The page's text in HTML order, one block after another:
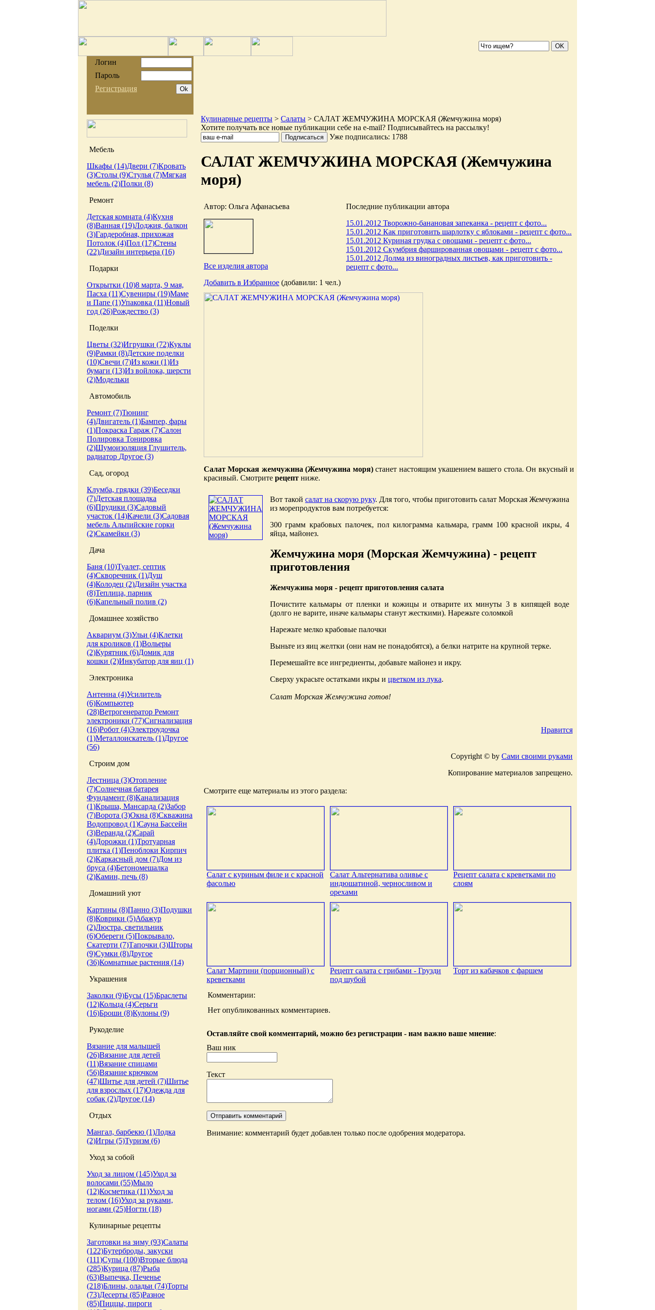
Логин
Пароль
Регистрация
Мебель
Шкафы (14)Двери (7)Кровать
(3)Столы (9)Стулья (7)Мягкая
мебель (2)Полки (8)
Ремонт
Детская комната (4)Кухня
(8)Ванная (19)Лоджия, балкон
(3)Гардеробная, прихожая
Потолок (4)Пол (17)Стены
(22)Дизайн интерьера (16)
Подарки
Открытки (10)8 марта, 9 мая,
Пасха (11)Сувениры (19)Маме
и Папе (1)Упаковка (11)Новый
год (26)Рождество (3)
Поделки
Цветы (32)Игрушки (72)Куклы
(9)Рамки (8)Детские поделки
(10)Свечи (7)Из кожи (1)Из
бумаги (13)Из войлока, шерсти
(2)Модельки
Автомобиль
Ремонт (7)Тюнинг
(4)Двигатель (1)Бампер, фары
(1)Покраска Гараж (7)Салон
Полировка Тонировка
(2)Шумоизоляция Глушитель,
радиатор Другое (3)
Сад, огород
Клумба, грядки (39)Беседки
(7)Детская площадка
(6)Прудики (3)Садовый
участок (14)Качели (3)Садовая
мебель Альпийские горки
(2)Скамейки (3)
Дача
Баня (10)Туалет, септик
(4)Скворечник (1)Душ
(4)Колодец (2)Дизайн участка
(8)Теплица, парник
(6)Капельный полив (2)
Домашнее хозяйство
Аквариум (3)Ульи (4)Клетки
для кроликов (1)Вольеры
(2)Курятник (6)Домик для
кошки (2)Инкубатор для яиц (1)
Электроника
Антенна (4)Усилитель
(6)Компьютер
(28)Ветрогенератор Ремонт
электроники (77)Сигнализация
(16)Робот (4)Электроудочка
(1)Металлоискатель (1)Другое
(56)
Строим дом
Лестница (3)Отопление
(7)Солнечная батарея
Фундамент (8)Канализация
(1)Крыша, Мансарда (2)Забор
(7)Ворота (3)Окна (8)Скважина
Водопровод (1)Сауна Бассейн
(3)Веранда (2)Сарай
(4)Дорожки (1)Тротуарная
плитка (1)Пеноблоки Кирпич
(2)Каркасный дом (7)Дом из
бруса (4)Бетономешалка
(2)Камин, печь (8)
Домашний уют
Картины (8)Панно (3)Подушки
(8)Коврики (5)Абажур
(2)Люстра, светильник
(6)Обереги (5)Покрывало,
Скатерти (7)Тапочки (3)Шторы
(9)Сумки (8)Другое
(36)Комнатные растения (14)
Украшения
Заколки (9)Бусы (15)Браслеты
(12)Кольца (4)Серьги
(16)Броши (8)Кулоны (9)
Рукоделие
Вязание для малышей
(26)Вязание для детей
(11)Вязание спицами
(56)Вязание крючком
(47)Шитье для детей (7)Шитье
для взрослых (17)Одежда для
собак (2)Другое (14)
Отдых
Мангал, барбекю (1)Лодка
(2)Игры (5)Туризм (6)
Уход за собой
Уход за лицом (145)Уход за
волосами (55)Мыло
(12)Косметика (11)Уход за
телом (16)Уход за руками,
ногами (25)Ногти (18)
Кулинарные рецепты
Заготовки на зиму (93)Салаты
(122)Бутерброды, закуски
(111)Супы (100)Вторые блюда
(285)Курица (87)Рыба
(63)Выпечка, Печенье
(218)Блины, оладьи (74)Торты
(73)Десерты (85)Разное
(85)Пиццы, пироги
Кулинарные рецепты > Салаты > САЛАТ ЖЕМЧУЖИНА МОРСКАЯ (Жемчужина моря)
Хотите получать все новые публикации себе на e-mail? Подписывайтесь на рассылку!
Уже подписались: 1788
САЛАТ ЖЕМЧУЖИНА МОРСКАЯ (Жемчужина
моря)
Автор: Ольга Афанасьева
Все изделия автора
Добавить в Избранное (добавили: 1 чел.)
Последние публикации автора
15.01.2012 Творожно-банановая запеканка - рецепт с фото...
15.01.2012 Как приготовить шарлотку с яблоками - рецепт с фото...
15.01.2012 Куриная грудка с овощами - рецепт с фото...
15.01.2012 Скумбрия фаршированная овощами - рецепт с фото...
15.01.2012 Долма из виноградных листьев, как приготовить -
рецепт с фото...
Салат Морская жемчужина (Жемчужина моря)станет настоящим укашением вашего стола. Он вкусный и
красивый. Смотрите рецепт ниже.
Вот такой салат на скорую руку. Для того, чтобы приготовить салат Морская Жемчужина
из морепродуктов вам потребуется:
300 грамм крабовых палочек, пол килограмма кальмара, грамм 100 красной икры, 4
яйца, майонез.
Жемчужина моря (Морская Жемчужина) - рецепт
приготовления
Жемчужина моря - рецепт приготовления салата
Почистите кальмары от пленки и кожицы и отварите их минуты 3 в кипящей воде
(долго не варите, иначе кальмары станут жесткими). Нарежьте соломкой
Нарежьте мелко крабовые палочки
Выньте из яиц желтки (они нам не понадобятся), а белки натрите на крупной терке.
Перемешайте все ингредиенты, добавьте майонез и икру.
Сверху украсьте остатками икры и цветком из лука.
Салат Морская Жемчужина готов!
Нравится
Copyright © by Сами своими руками
Копирование материалов запрещено.
Смотрите еще материалы из этого раздела:
Салат с куриным филе и с красной
фасолью
Салат Альтернатива оливье с
индюшатиной, черносливом и
орехами
Рецепт салата с креветками по
слоям
Салат Мартини (порционный) с
креветками
Рецепт салата с грибами - Грузди
под шубой
Торт из кабачков с фаршем
Комментарии:
Нет опубликованных комментариев.
Оставляйте свой комментарий, можно без регистрации - нам важно ваше мнение:
Ваш ник
Текст
Внимание: комментарий будет добавлен только после одобрения модератора.